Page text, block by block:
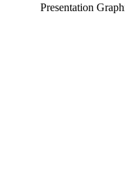
Presentation